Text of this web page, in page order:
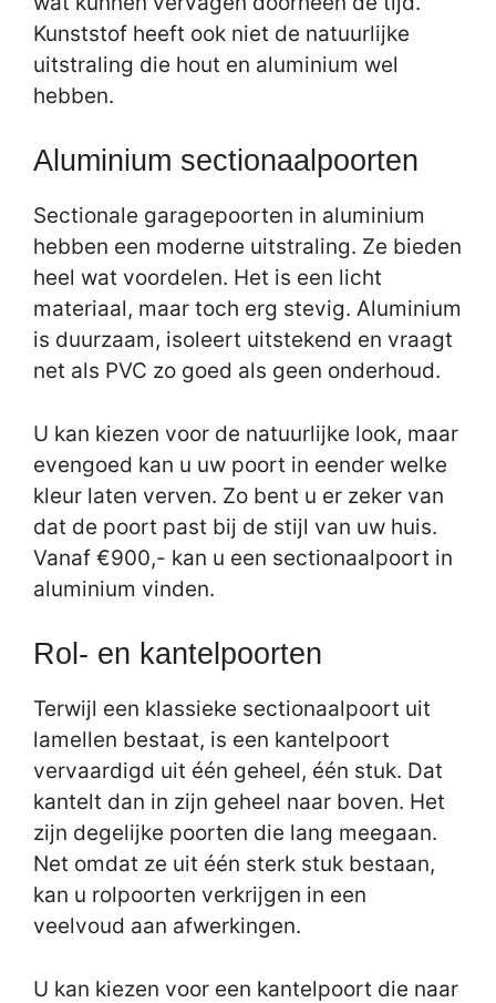
Kunststof heeft ook niet de natuurlijke
uitstraling die hout en aluminium wel
hebben.
Aluminium sectionaalpoorten
Sectionale garagepoorten in aluminium
hebben een moderne uitstraling. Ze bieden
heel wat voordelen. Het is een licht
materiaal, maar toch erg stevig. Aluminium
is duurzaam, isoleert uitstekend en vraagt
net als PVC zo goed als geen onderhoud.
U kan kiezen voor de natuurlijke look, maar
evengoed kan u uw poort in eender welke
kleur laten verven. Zo bent u er zeker van
dat de poort past bij de stijl van uw huis.
Vanaf €900,- kan u een sectionaalpoort in
aluminium vinden.
Rol- en kantelpoorten
Terwijl een klassieke sectionaalpoort uit
lamellen bestaat, is een kantelpoort
vervaardigd uit één geheel, één stuk. Dat
kantelt dan in zijn geheel naar boven. Het
zijn degelijke poorten die lang meegaan.
Net omdat ze uit één sterk stuk bestaan,
kan u rolpoorten verkrijgen in een
veelvoud aan afwerkingen.
U kan kiezen voor een kantelpoort die naar